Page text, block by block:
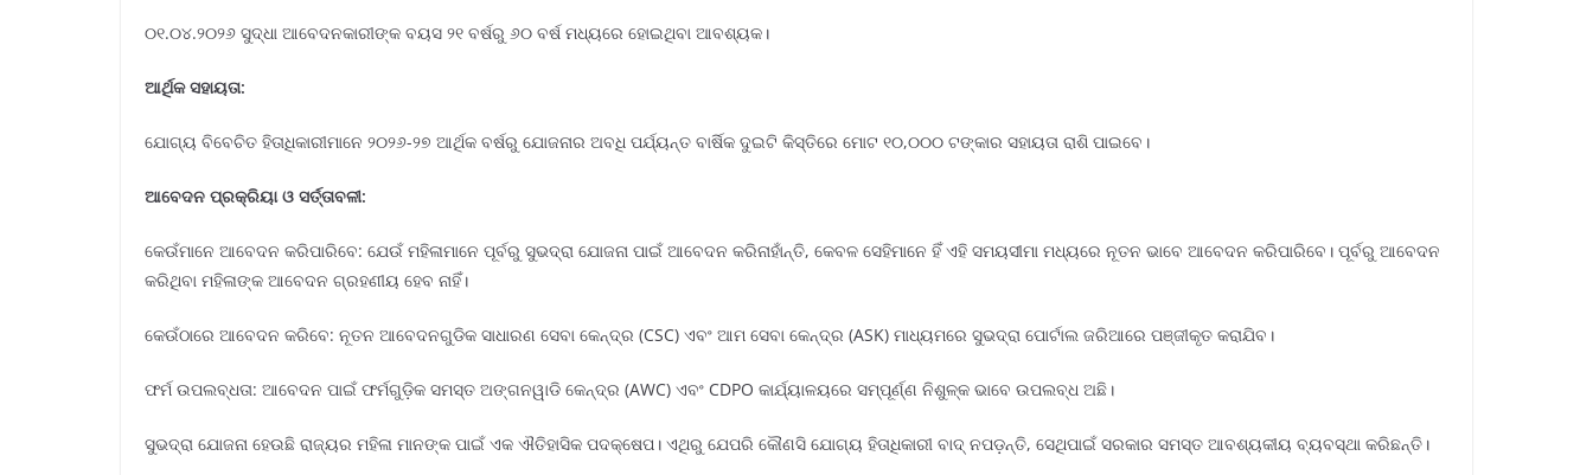
୦୧.୦୪.୨୦୨୬ ସୁଦ୍ଧା ଆବେଦନକାରୀଙ୍କ ବୟସ ୨୧ ବର୍ଷରୁ ୬୦ ବର୍ଷ ମଧ୍ୟରେ ହୋଇଥିବା ଆବଶ୍ୟକ।
ଆର୍ଥିକ ସହାୟତା:
ଯୋଗ୍ୟ ବିବେଚିତ ହିତାଧିକାରୀମାନେ ୨୦୨୬-୨୭ ଆର୍ଥିକ ବର୍ଷରୁ ଯୋଜନାର ଅବଧି ପର୍ଯ୍ୟନ୍ତ ବାର୍ଷିକ ଦୁଇଟି କିସ୍ତିରେ ମୋଟ ୧୦,୦୦୦ ଟଙ୍କାର ସହାୟତା ରାଶି ପାଇବେ।
ଆବେଦନ ପ୍ରକ୍ରିୟା ଓ ସର୍ତ୍ତାବଳୀ:
କେଉଁମାନେ ଆବେଦନ କରିପାରିବେ: ଯେଉଁ ମହିଳାମାନେ ପୂର୍ବରୁ ସୁଭଦ୍ରା ଯୋଜନା ପାଇଁ ଆବେଦନ କରିନାହାଁନ୍ତି, କେବଳ ସେହିମାନେ ହିଁ ଏହି ସମୟସୀମା ମଧ୍ୟରେ ନୂତନ ଭାବେ ଆବେଦନ କରିପାରିବେ। ପୂର୍ବରୁ ଆବେଦନ
କରିଥିବା ମହିଳାଙ୍କ ଆବେଦନ ଗ୍ରହଣୀୟ ହେବ ନାହିଁ।
କେଉଁଠାରେ ଆବେଦନ କରିବେ: ନୂତନ ଆବେଦନଗୁଡିକ ସାଧାରଣ ସେବା କେନ୍ଦ୍ର (CSC) ଏବଂ ଆମ ସେବା କେନ୍ଦ୍ର (ASK) ମାଧ୍ୟମରେ ସୁଭଦ୍ରା ପୋର୍ଟାଲ ଜରିଆରେ ପଞ୍ଜୀକୃତ କରାଯିବ।
ଫର୍ମ ଉପଲବ୍ଧତା: ଆବେଦନ ପାଇଁ ଫର୍ମଗୁଡ଼ିକ ସମସ୍ତ ଅଙ୍ଗନୱାଡି କେନ୍ଦ୍ର (AWC) ଏବଂ CDPO କାର୍ଯ୍ୟାଳୟରେ ସମ୍ପୂର୍ଣ୍ଣ ନିଶୁଳ୍କ ଭାବେ ଉପଲବ୍ଧ ଅଛି।
ସୁଭଦ୍ରା ଯୋଜନା ହେଉଛି ରାଜ୍ୟର ମହିଳା ମାନଙ୍କ ପାଇଁ ଏକ ଐତିହାସିକ ପଦକ୍ଷେପ। ଏଥିରୁ ଯେପରି କୌଣସି ଯୋଗ୍ୟ ହିତାଧିକାରୀ ବାଦ୍ ନପଡ଼ନ୍ତି, ସେଥିପାଇଁ ସରକାର ସମସ୍ତ ଆବଶ୍ୟକୀୟ ବ୍ୟବସ୍ଥା କରିଛନ୍ତି।